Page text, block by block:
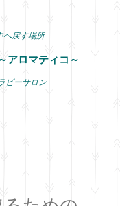
へ戻す場所
～アロマティコ～
ーサロン